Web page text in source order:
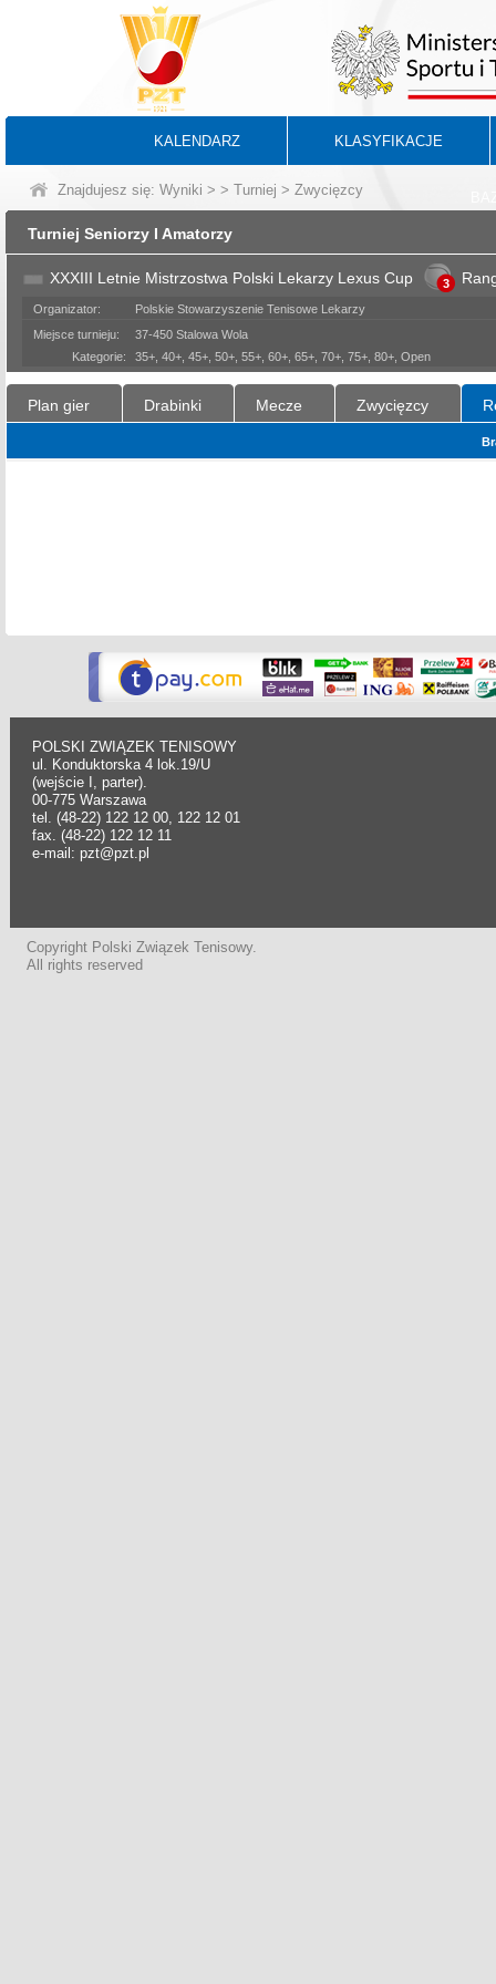
KALENDARZ KLASYFIKACJE
Znajdujesz się: Wyniki > > Turniej > Zwycięzcy
Turniej Seniorzy I Amatorzy
XXXIII Letnie Mistrzostwa Polski Lekarzy Lexus Cup 3
Organizator:
Polskie Stowarzyszenie Tenisowe Lekarzy
Miejsce turnieju:
37-450 Stalowa Wola
Kategorie:
35+, 40+, 45+, 50+, 55+, 60+, 65+, 70+, 75+, 80+, Open
Plan gier Drabinki Mecze Zwycięzcy
POLSKI ZWIĄZEK TENISOWY
ul. Konduktorska 4 lok.19/U
(wejście I, parter).
00-775 Warszawa
tel. (48-22) 122 12 00, 122 12 01
fax. (48-22) 122 12 11
e-mail: pzt@pzt.pl
Copyright Polski Związek Tenisowy.
All rights reserved